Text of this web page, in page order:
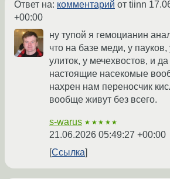
Ответ на: комментарий от tiinn
+00:00
ну тупой я гемоцианин
что на базе меди, у пауков,
улиток, у мечехвостов, и
настоящие насекомые
нахрен нам переносчик
вообще живут без всего.
s-warus ★★★★★
21.06.2026 05:49:27 +00:00
Ссылка